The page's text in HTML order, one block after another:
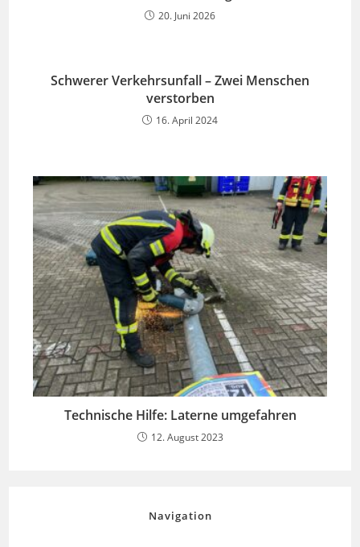
20. Juni 2026
Schwerer Verkehrsunfall – Zwei Menschen
verstorben
16. April 2024
Technische Hilfe: Laterne umgefahren
12. August 2023
Navigation